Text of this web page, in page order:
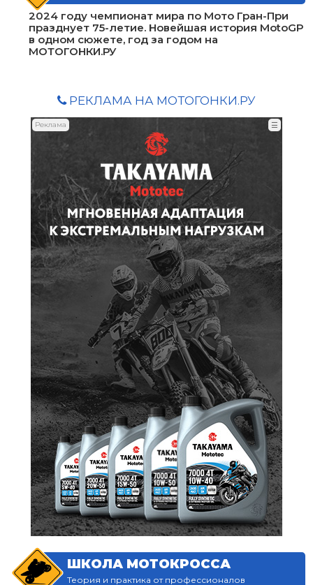
2024 году чемпионат мира по Мото Гран-При
празднует 75-летие. Новейшая история MotoGP
в одном сюжете, год за годом на
МОТОГОНКИ.РУ
РЕКЛАМА НА МОТОГОНКИ.РУ
Реклама ☰
ШКОЛА МОТОКРОССА
Теория и практика от профессионалов